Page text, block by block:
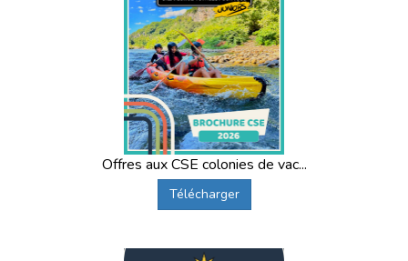
Offres aux CSE colonies de vac...
Télécharger